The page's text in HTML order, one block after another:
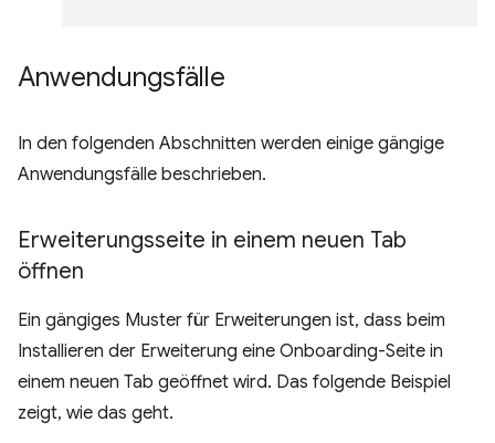
Anwendungsfälle
In den folgenden Abschnitten werden einige gängige
Anwendungsfälle beschrieben.
Erweiterungsseite in einem neuen Tab
öffnen
Ein gängiges Muster für Erweiterungen ist, dass beim
Installieren der Erweiterung eine Onboarding-Seite in
einem neuen Tab geöffnet wird. Das folgende Beispiel
zeigt, wie das geht.